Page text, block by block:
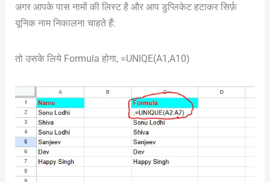
अगर आपके पास नामों की लिस्ट है और आप डुप्लिकेट हटाकर सिर्फ़
यूनिक नाम निकालना चाहते हैं:
तो उसके लिये Formula होगा, =UNIQE(A1,A10)